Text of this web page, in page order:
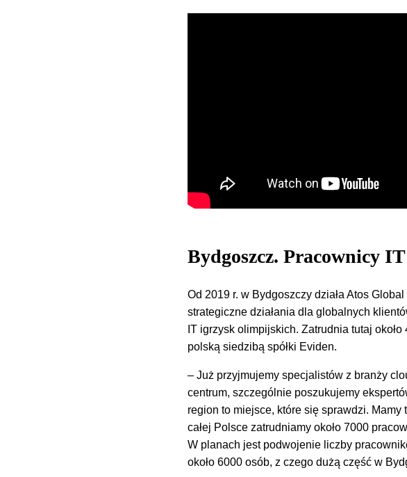
Bydgoszcz. Pracownicy
Od 2019 r. w Bydgoszczy działa Atos
strategiczne działania dla globalnych
IT igrzysk olimpijskich. Zatrudnia tutaj
polską siedzibą spółki Eviden.
– Już przyjmujemy specjalistów z branży
centrum, szczególnie poszukujemy
region to miejsce, które się sprawdzi. Mamy
całej Polsce zatrudniamy około 7000
W planach jest podwojenie liczby
około 6000 osób, z czego dużą część w